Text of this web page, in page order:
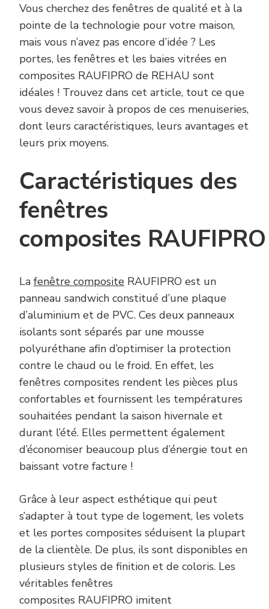
Vous cherchez des fenêtres de qualité et à la
pointe de la technologie pour votre maison,
mais vous n’avez pas encore d’idée ? Les
portes, les fenêtres et les baies vitrées en
composites RAUFIPRO de REHAU sont
idéales ! Trouvez dans cet article, tout ce que
vous devez savoir à propos de ces menuiseries,
dont leurs caractéristiques, leurs avantages et
leurs prix moyens.
Caractéristiques des
fenêtres
composites RAUFIPRO
La fenêtre composite RAUFIPRO est un
panneau sandwich constitué d’une plaque
d’aluminium et de PVC. Ces deux panneaux
isolants sont séparés par une mousse
polyuréthane afin d’optimiser la protection
contre le chaud ou le froid. En effet, les
fenêtres composites rendent les pièces plus
confortables et fournissent les températures
souhaitées pendant la saison hivernale et
durant l’été. Elles permettent également
d’économiser beaucoup plus d’énergie tout en
baissant votre facture !
Grâce à leur aspect esthétique qui peut
s’adapter à tout type de logement, les volets
et les portes composites séduisent la plupart
de la clientèle. De plus, ils sont disponibles en
plusieurs styles de finition et de coloris. Les
véritables fenêtres
composites RAUFIPRO imitent